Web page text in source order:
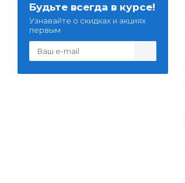
Будьте всегда в курсе!
Узнавайте о скидках и акциях
первым